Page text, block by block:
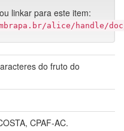
linkar para este item:
alice/handle/
do fruto do
CPAF-AC.